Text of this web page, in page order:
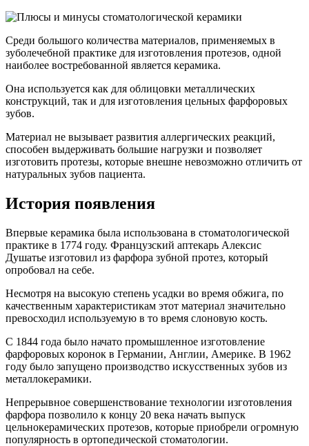
Среди большого количества материалов, применяемых в
зуболечебной практике для изготовления протезов, одной
наиболее востребованной является керамика.
Она используется как для облицовки металлических
конструкций, так и для изготовления цельных фарфоровых
зубов.
Материал не вызывает развития аллергических реакций,
способен выдерживать большие нагрузки и позволяет
изготовить протезы, которые внешне невозможно отличить от
натуральных зубов пациента.
История появления
Впервые керамика была использована в стоматологической
практике в 1774 году. Французский аптекарь Алексис
Душатье изготовил из фарфора зубной протез, который
опробовал на себе.
Несмотря на высокую степень усадки во время обжига, по
качественным характеристикам этот материал значительно
превосходил используемую в то время слоновую кость.
С 1844 года было начато промышленное изготовление
фарфоровых коронок в Германии, Англии, Америке. В 1962
году было запущено производство искусственных зубов из
металлокерамики.
Непрерывное совершенствование технологии изготовления
фарфора позволило к концу 20 века начать выпуск
цельнокерамических протезов, которые приобрели огромную
популярность в ортопедической стоматологии.